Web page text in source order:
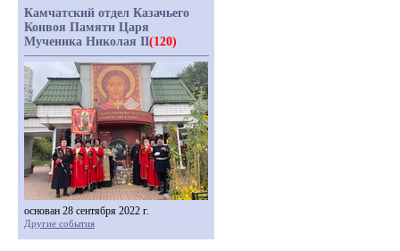
Камчатский отдел Казачьего
Конвоя Памяти Царя
Мученика Николая II(120)
основан 28 сентября 2022 г.
Другие события